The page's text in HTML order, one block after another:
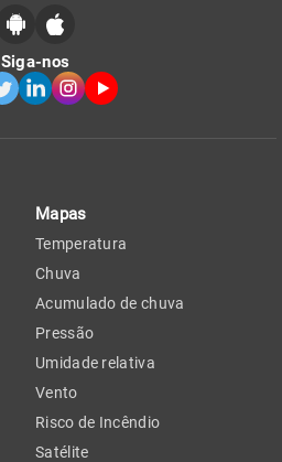
Siga-nos
Mapas
Temperatura
Chuva
Acumulado de chuva
Pressão
Umidade relativa
Vento
Risco de Incêndio
Satélite